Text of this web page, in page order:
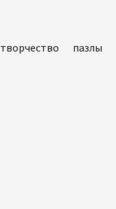
творчество пазлы